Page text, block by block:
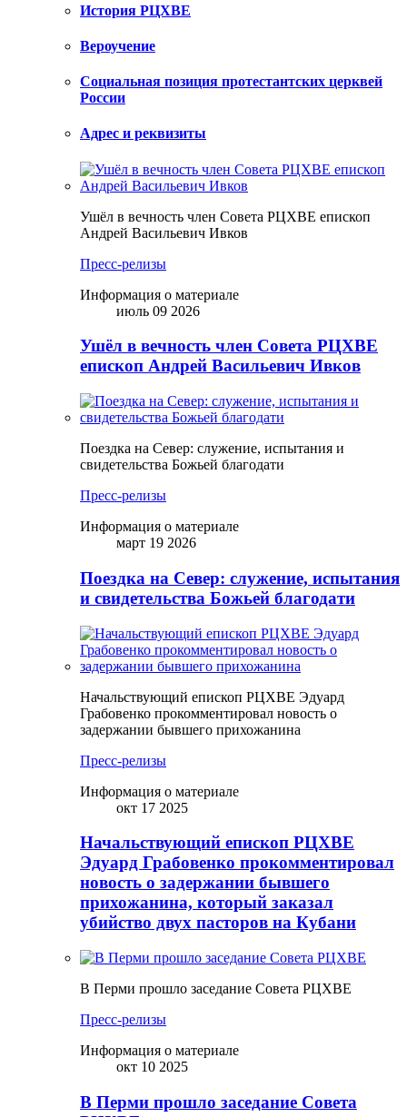
История РЦХВЕ
Вероучение
Социальная позиция протестантских церквей
России
Адрес и реквизиты
Ушёл в вечность член Совета РЦХВЕ епископ
Андрей Васильевич Ивков
Пресс-релизы
Информация о материале
июль 09 2026
Ушёл в вечность член Совета РЦХВЕ
епископ Андрей Васильевич Ивков
Поездка на Север: служение, испытания и
свидетельства Божьей благодати
Пресс-релизы
Информация о материале
март 19 2026
Поездка на Север: служение, испытания
и свидетельства Божьей благодати
Начальствующий епископ РЦХВЕ Эдуард
Грабовенко прокомментировал новость о
задержании бывшего прихожанина
Пресс-релизы
Информация о материале
окт 17 2025
Начальствующий епископ РЦХВЕ
Эдуард Грабовенко прокомментировал
новость о задержании бывшего
прихожанина, который заказал
убийство двух пасторов на Кубани
В Перми прошло заседание Совета РЦХВЕ
Пресс-релизы
Информация о материале
окт 10 2025
В Перми прошло заседание Совета